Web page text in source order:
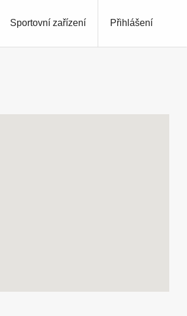
Přihlášení
Sportovní zařízení